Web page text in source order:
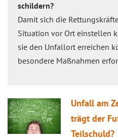
schildern?
Damit sich die
Situation vor Ort einstellen
sie den Unfallort erreichen
besondere Maßnahmen
Unfall am
trägt der
Teilschuld?